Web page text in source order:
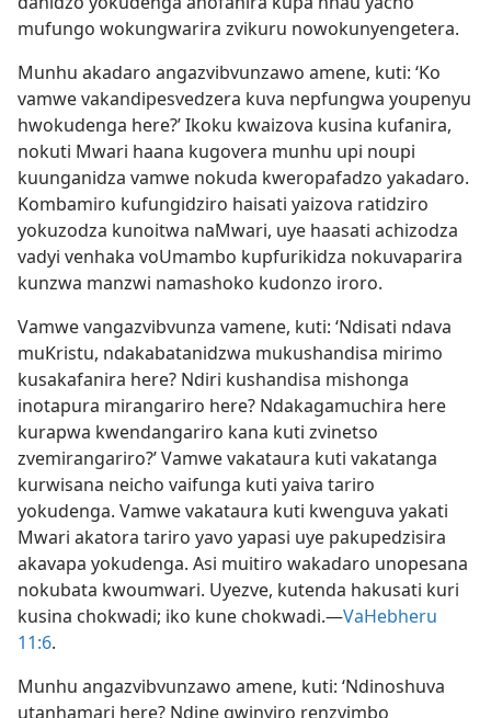
mufungo wokungwarira zvikuru nowokunyengetera.
Munhu akadaro angazvibvunzawo amene, kuti: ‘Ko
vamwe vakandipesvedzera kuva nepfungwa youpenyu
hwokudenga here?’ Ikoku kwaizova kusina kufanira,
nokuti Mwari haana kugovera munhu upi noupi
kuunganidza vamwe nokuda kweropafadzo yakadaro.
Kombamiro kufungidziro haisati yaizova ratidziro
yokuzodza kunoitwa naMwari, uye haasati achizodza
vadyi venhaka voUmambo kupfurikidza nokuvaparira
kunzwa manzwi namashoko kudonzo iroro.
Vamwe vangazvibvunza vamene, kuti: ‘Ndisati ndava
muKristu, ndakabatanidzwa mukushandisa mirimo
kusakafanira here? Ndiri kushandisa mishonga
inotapura mirangariro here? Ndakagamuchira here
kurapwa kwendangariro kana kuti zvinetso
zvemirangariro?’ Vamwe vakataura kuti vakatanga
kurwisana neicho vaifunga kuti yaiva tariro
yokudenga. Vamwe vakataura kuti kwenguva yakati
Mwari akatora tariro yavo yapasi uye pakupedzisira
akavapa yokudenga. Asi muitiro wakadaro unopesana
nokubata kwoumwari. Uyezve, kutenda hakusati kuri
kusina chokwadi; iko kune chokwadi.—VaHebheru
11:6.
Munhu angazvibvunzawo amene, kuti: ‘Ndinoshuva
utanhamari here? Ndine gwinyiro renzvimbo